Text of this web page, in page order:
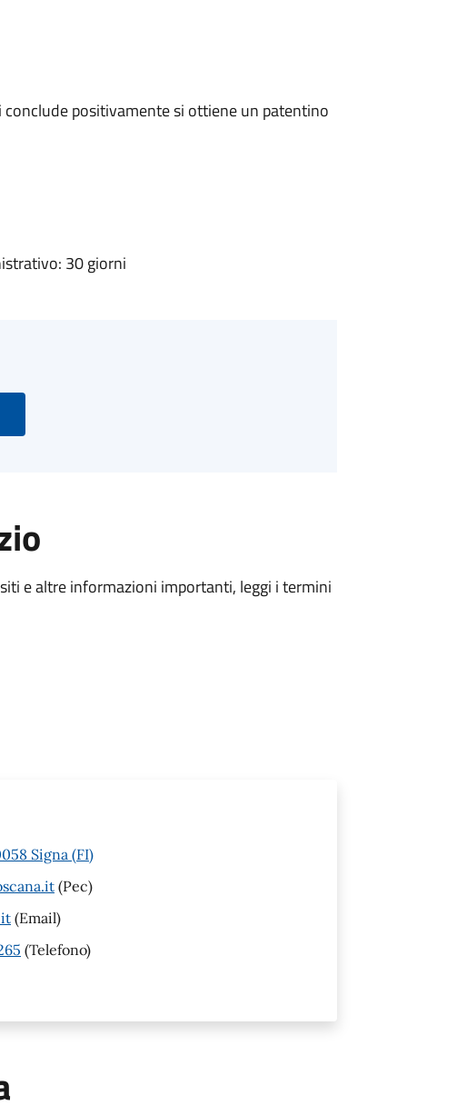
positivamente si ottiene un patentino
30 giorni
e altre informazioni importanti, leggi i termini
Signa (FI)
(Pec)
(Email)
(Telefono)